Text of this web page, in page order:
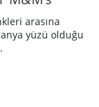
arasına
yüzü olduğu